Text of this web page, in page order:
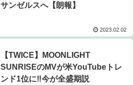
サンゼルスへ【朗報】
2023.02.02
【TWICE】MOONLIGHT
SUNRISEのMVが米YouTubeトレ
ンド1位に‼今が全盛期説